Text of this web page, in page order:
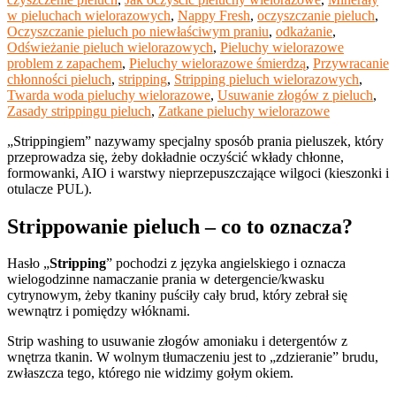
w pieluchach wielorazowych, Nappy Fresh, oczyszczanie pieluch,
Oczyszczanie pieluch po niewłaściwym praniu, odkażanie,
Odświeżanie pieluch wielorazowych, Pieluchy wielorazowe
problem z zapachem, Pieluchy wielorazowe śmierdzą, Przywracanie
chłonności pieluch, stripping, Stripping pieluch wielorazowych,
Twarda woda pieluchy wielorazowe, Usuwanie złogów z pieluch,
Zasady strippingu pieluch, Zatkane pieluchy wielorazowe
„Strippingiem” nazywamy specjalny sposób prania pieluszek, który
przeprowadza się, żeby dokładnie oczyścić wkłady chłonne,
formowanki, AIO i warstwy nieprzepuszczające wilgoci (kieszonki i
otulacze PUL).
Strippowanie pieluch – co to oznacza?
Hasło „Stripping” pochodzi z języka angielskiego i oznacza
wielogodzinne namaczanie prania w detergencie/kwasku
cytrynowym, żeby tkaniny puściły cały brud, który zebrał się
wewnątrz i pomiędzy włóknami.
Strip washing to usuwanie złogów amoniaku i detergentów z
wnętrza tkanin. W wolnym tłumaczeniu jest to „zdzieranie” brudu,
zwłaszcza tego, którego nie widzimy gołym okiem.